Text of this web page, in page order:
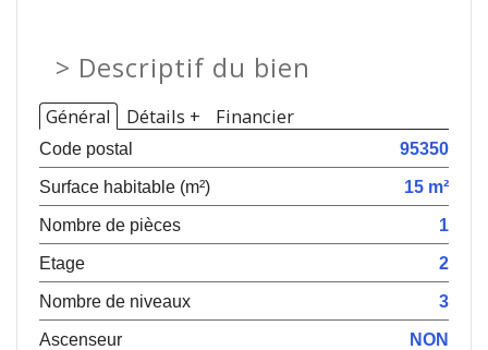
> Descriptif du bien
Général Détails + Financier
Code postal
95350
Surface habitable (m²)
15 m²
Nombre de pièces
1
Etage
2
Nombre de niveaux
3
Ascenseur
NON